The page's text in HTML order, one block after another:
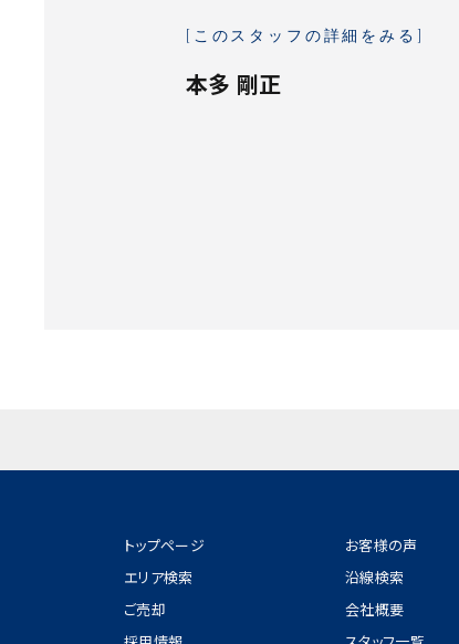
[ こ のス タ ッ フの詳細 をみ る ]
本多 剛正
トップページ
お客様の声
エリア検索
沿線検索
ご売却
会社概要